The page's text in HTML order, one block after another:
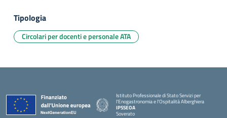
Tipologia
Circolari per docenti e personale ATA
Istituto Professionale di Stato Servizi per
l'Enogastronomia e l'Ospitalità Alberghiera
IPSSEOA
Soverato